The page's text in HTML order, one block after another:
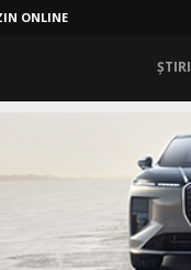
ONLINE
ȘTIRI